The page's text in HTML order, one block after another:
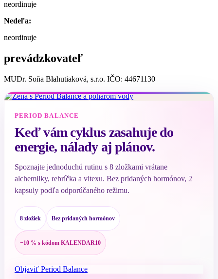
neordinuje
Nedeľa:
neordinuje
prevádzkovateľ
MUDr. Soňa Blahutiaková, s.r.o. IČO: 44671130
PERIOD BALANCE
Keď vám cyklus zasahuje do
energie, nálady aj plánov.
Spoznajte jednoduchú rutinu s 8 zložkami vrátane
alchemilky, rebríčka a vitexu. Bez pridaných hormónov, 2
kapsuly podľa odporúčaného režimu.
8 zložiek Bez pridaných hormónov
−10 % s kódom KALENDAR10
Objaviť Period Balance